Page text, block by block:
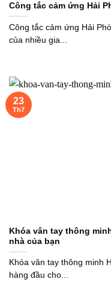
Công tắc cảm ứng Hải
Công tắc cảm ứng Hải
của nhiều gia...
Khóa vân tay thông
nhà của bạn
Khóa vân tay thông minh
hàng đầu cho...
23
Th7